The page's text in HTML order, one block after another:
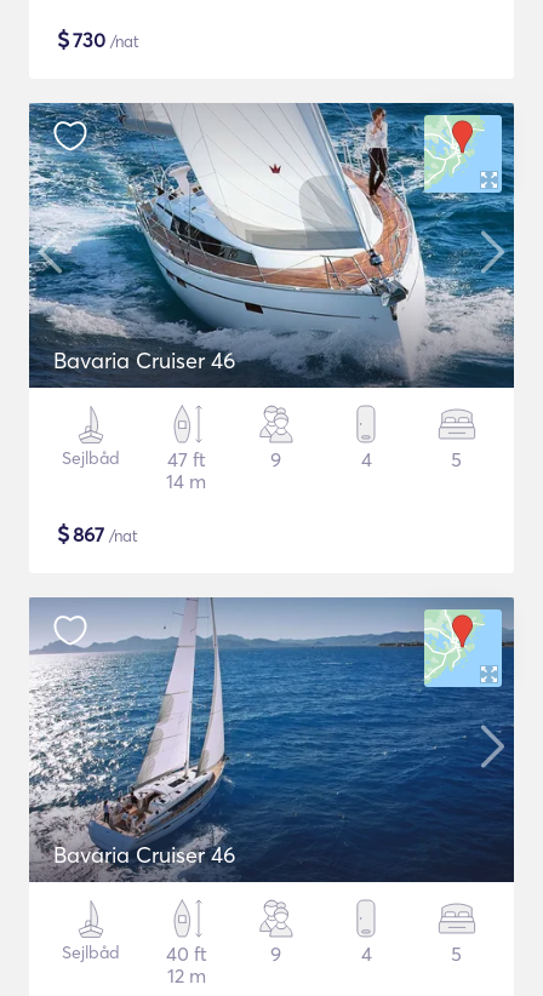
$730 /nat
Bavaria Cruiser 46
Sejlbåd
47 ft
14 m
9 4 5
$867 /nat
Bavaria Cruiser 46
Sejlbåd
40 ft
12 m
9 4 5